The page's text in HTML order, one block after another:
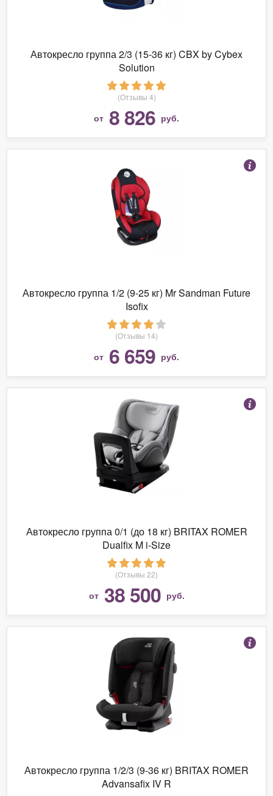
Автокресло группа 2/3 (15-36 кг) CBX by Cybex
Solution
(Отзывы 4)
от 8 826 руб.
Автокресло группа 1/2 (9-25 кг) Mr Sandman Future
Isofix
(Отзывы 14)
от 6 659 руб.
Автокресло группа 0/1 (до 18 кг) BRITAX ROMER
Dualfix M i-Size
(Отзывы 22)
от 38 500 руб.
Автокресло группа 1/2/3 (9-36 кг) BRITAX ROMER
Advansafix IV R